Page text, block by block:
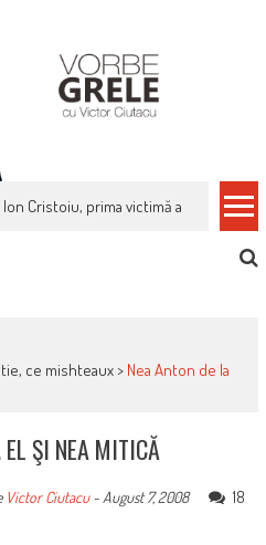
Cristoiu, prima victimă a noi
ce mishteaux> Nea Anton de la
EL ŞI NEA MITICĂ
Victor Ciutacu-August 7, 2008
18